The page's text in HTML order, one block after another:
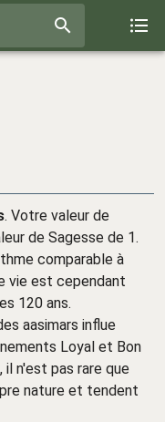
. Votre valeur de
de Sagesse de 1.
comparable à
vie est cependant
120 ans.
aasimars influe
Loyal et Bon
il n'est pas rare que
nature et tendent